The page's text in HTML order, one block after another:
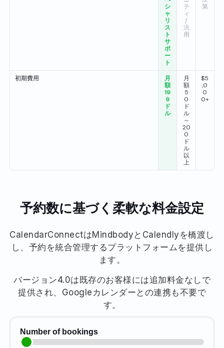
シ
ャ
リ
ス
ト
サ
ポ
ー
ト
テ
ィ
/
汎
用
第
初期費用
月
額
19
9
ド
ル
月
額
5
0
ド
ル
～
20
0
ド
ル
以
上
$5
,0
0
0+
予約数に基づく柔軟な料金設定
CalendarConnectはMindbodyとCalendlyを橋渡し
し、予約を統合管理するプラットフォームを提供し
ます。
バージョン4.0は既存のお客様には追加料金なしで
提供され、Googleカレンダーとの連携も不要で
す。
Number of bookings